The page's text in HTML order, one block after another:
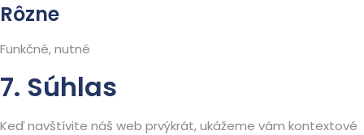
to
google-
maps
Rôzne
Funkčné, nutné
Consent
service
7. Súhlas
Keď navštívite náš web prvýkrát, ukážeme vám kontextové